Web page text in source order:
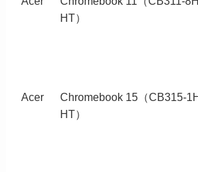
HT）
Acer
Chromebook 15（CB315-
HT）